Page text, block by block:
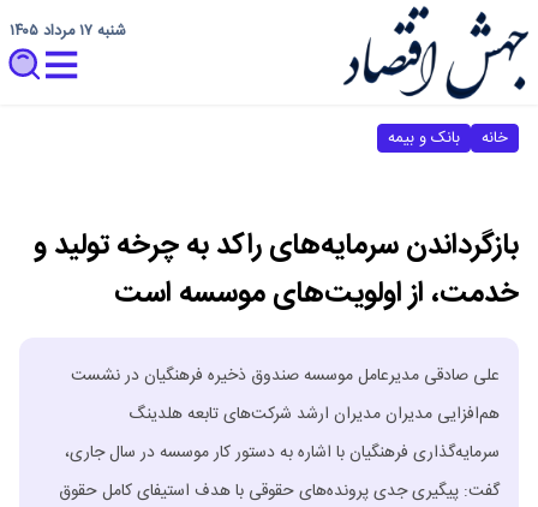
شنبه ۱۷ مرداد ۱۴۰۵
خانه بانک و بیمه
بازگرداندن سرمایه‌های راکد به چرخه تولید و
خدمت، از اولویت‌های موسسه است
علی صادقی مدیرعامل موسسه صندوق ذخیره فرهنگیان در نشست
هم‌افزایی مدیران مدیران ارشد شرکت‌های تابعه هلدینگ
سرمایه‌گذاری فرهنگیان با اشاره به دستور کار موسسه در سال جاری،
گفت: پیگیری جدی پرونده‌های حقوقی با هدف استیفای کامل حقوق